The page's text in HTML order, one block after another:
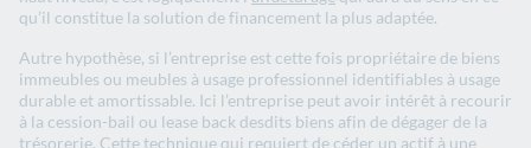
qu’il constitue la solution de financement la plus adaptée.
Autre hypothèse, si l’entreprise est cette fois propriétaire de biens
immeubles ou meubles à usage professionnel identifiables à usage
durable et amortissable. Ici l’entreprise peut avoir intérêt à recourir
à la cession-bail ou lease back desdits biens afin de dégager de la
trésorerie. Cette technique qui requiert de céder un actif à une